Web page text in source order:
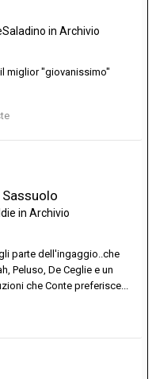
in Archivio
miglior "giovanissimo"
in Archivio
parte dell'ingaggio..che
Peluso, De Ceglie e un
che Conte preferisce...